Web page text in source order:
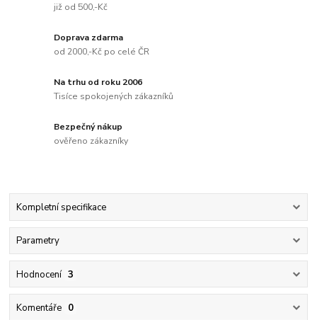
již od 500,-Kč
Doprava zdarma
od 2000,-Kč po celé ČR
Na trhu od roku 2006
Tisíce spokojených zákazníků
Bezpečný nákup
ověřeno zákazníky
Kompletní specifikace
Parametry
Hodnocení 3
Komentáře 0